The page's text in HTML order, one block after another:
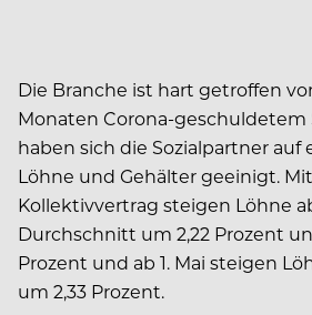
Die Branche ist hart getroffen
Monaten Corona-geschuldetem
haben sich die Sozialpartner
Löhne und Gehälter geeinigt.
Kollektivvertrag steigen Löhne
Durchschnitt um 2,22 Prozent
Prozent und ab 1. Mai steigen
um 2,33 Prozent.